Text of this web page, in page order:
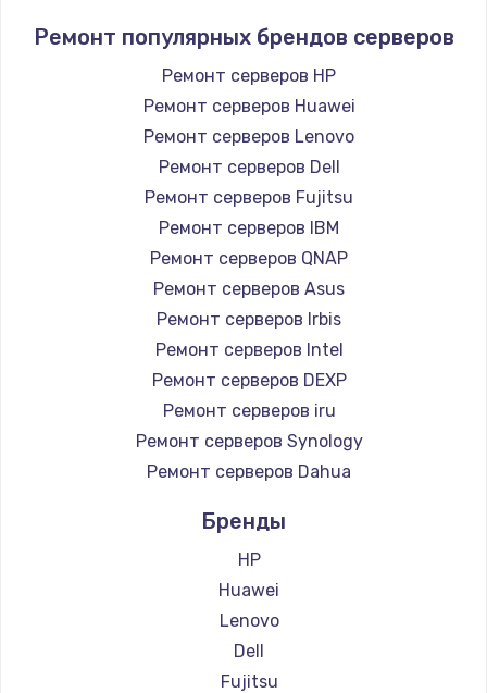
Ремонт популярных брендов серверов
Ремонт серверов HP
Ремонт серверов Huawei
Ремонт серверов Lenovo
Ремонт серверов Dell
Ремонт серверов Fujitsu
Ремонт серверов IBM
Ремонт серверов QNAP
Ремонт серверов Asus
Ремонт серверов Irbis
Ремонт серверов Intel
Ремонт серверов DEXP
Ремонт серверов iru
Ремонт серверов Synology
Ремонт серверов Dahua
Бренды
HP
Huawei
Lenovo
Dell
Fujitsu